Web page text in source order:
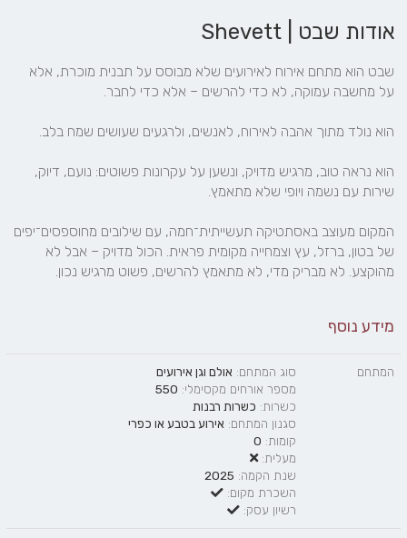
אודות שבט | Shevett
מהוקצע. לא מבריק מדי, לא מתאמץ להרשים, פשוט מרגיש נכון.
מידע נוסף
המתחם סוג המתחם: אולם וגן אירועים
מספר אורחים מקסימלי: 550
כשרות: כשרות רבנות
סגנון המתחם: אירוע בטבע או כפרי
קומות: 0
מעלית:
שנת הקמה: 2025
השכרת מקום:
רשיון עסק: